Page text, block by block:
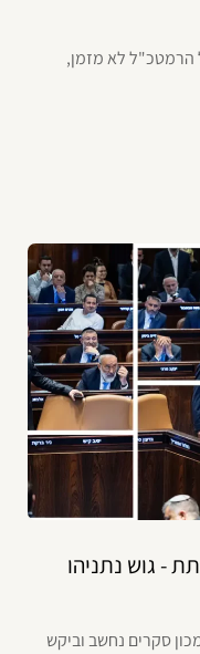
הרמטכ"ל לא מזמן,
- גוש נתניהו
סקרים נחשב וביקש